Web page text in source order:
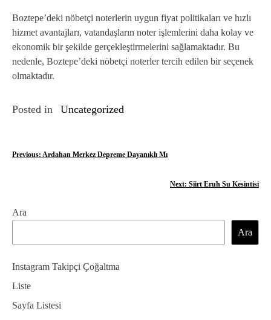
Boztepe’deki nöbetçi noterlerin uygun fiyat politikaları ve hızlı
hizmet avantajları, vatandaşların noter işlemlerini daha kolay ve
ekonomik bir şekilde gerçekleştirmelerini sağlamaktadır. Bu
nedenle, Boztepe’deki nöbetçi noterler tercih edilen bir seçenek
olmaktadır.
Posted in Uncategorized
Y
ı
g
e
z
i
Previous: Ardahan Merkez Depreme Dayanıklı Mı
Next: Siirt Eruh Su Kesintisi
Ara
Ara
Instagram Takipçi Çoğaltma
Liste
Sayfa Listesi